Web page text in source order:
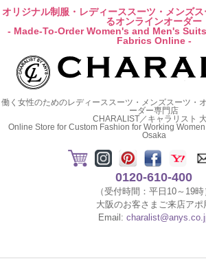
オリジナル制服・レディーススーツ・メンズ
るオンラインオーダー
- Made-To-Order Women's and Men's
Fabrics Online -
働く女性のためのレディーススーツ・メンズスーツ・
ーダー専門店
CHARALIST／キャラリスト
Online Store for Custom Fashion for Working
Osaka
0120-610-400
（受付時間：平日10～19時
大阪のお客さまご来店アポ
Email: